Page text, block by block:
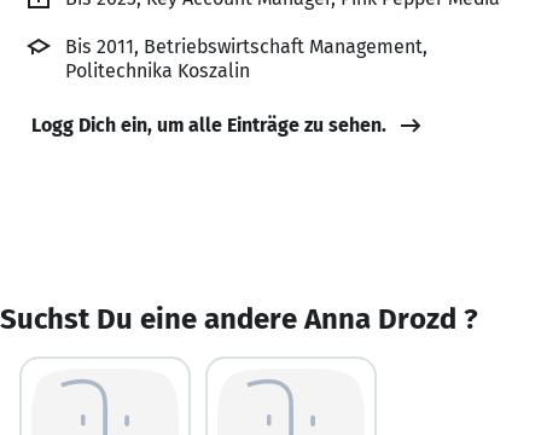
Bis 2011, Betriebswirtschaft Management,
Politechnika Koszalin
Logg Dich ein, um alle Einträge zu sehen.
Suchst Du eine andere Anna Drozd ?